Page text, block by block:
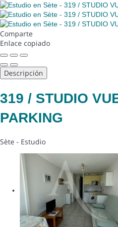
Comparte
Enlace copiado
Descripción
319 / STUDIO
PARKING
Sète - Estudio